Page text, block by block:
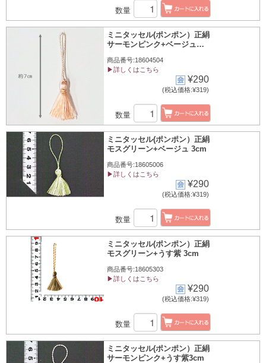
数量
ミニタッセル(ポンポン）正絹
サーモンピンク+ベージュ
商品番号:18604504
▶詳しくはこちら
¥290
(税込価格:¥319)
数量
ミニタッセル(ポンポン）正絹
モスグリーン+ベージュ 3cm
商品番号:18605006
▶詳しくはこちら
¥290
(税込価格:¥319)
数量
ミニタッセル(ポンポン）正絹
モスグリーン+うす紫 3cm
商品番号:18605303
▶詳しくはこちら
¥290
(税込価格:¥319)
数量
ミニタッセル(ポンポン）正絹
サーモンピンク+うす紫3cm